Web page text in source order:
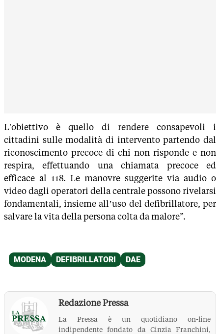
L'obiettivo è quello di rendere consapevoli i
cittadini sulle modalità di intervento partendo dal
riconoscimento precoce di chi non risponde e non
respira, effettuando una chiamata precoce ed
efficace al 118. Le manovre suggerite via audio o
video dagli operatori della centrale possono rivelarsi
fondamentali, insieme all’uso del defibrillatore, per
salvare la vita della persona colta da malore”.
Redazione Pressa
La Pressa è un quotidiano on-line
indipendente fondato da Cinzia Franchini,